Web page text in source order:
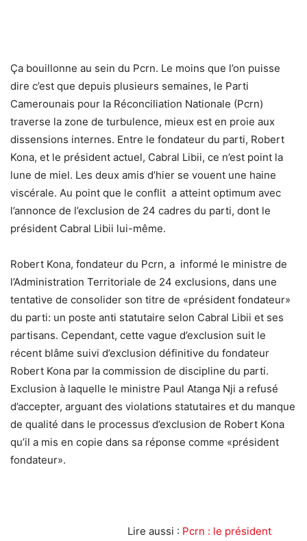
Ça bouillonne au sein du Pcrn. Le moins que l’on puisse
dire c’est que depuis plusieurs semaines, le Parti
Camerounais pour la Réconciliation Nationale (Pcrn)
traverse la zone de turbulence, mieux est en proie aux
dissensions internes. Entre le fondateur du parti, Robert
Kona, et le président actuel, Cabral Libii, ce n’est point la
lune de miel. Les deux amis d’hier se vouent une haine
viscérale. Au point que le conflit a atteint optimum avec
l’annonce de l’exclusion de 24 cadres du parti, dont le
président Cabral Libii lui-même.
Robert Kona, fondateur du Pcrn, a informé le ministre de
l’Administration Territoriale de 24 exclusions, dans une
tentative de consolider son titre de «président fondateur»
du parti: un poste anti statutaire selon Cabral Libii et ses
partisans. Cependant, cette vague d’exclusion suit le
récent blâme suivi d’exclusion définitive du fondateur
Robert Kona par la commission de discipline du parti.
Exclusion à laquelle le ministre Paul Atanga Nji a refusé
d’accepter, arguant des violations statutaires et du manque
de qualité dans le processus d’exclusion de Robert Kona
qu’il a mis en copie dans sa réponse comme «président
fondateur».
Lire aussi : Pcrn : le président